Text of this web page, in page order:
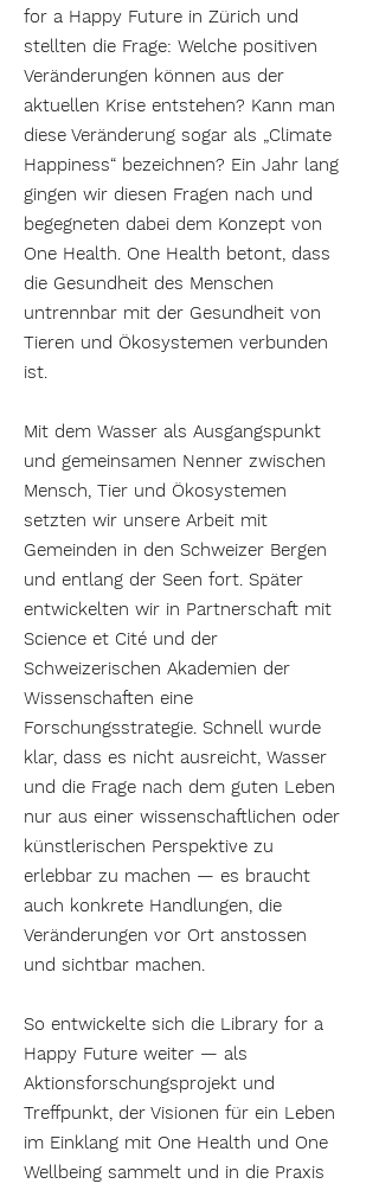
for a Happy Future in Zürich und
stellten die Frage: Welche positiven
Veränderungen können aus der
aktuellen Krise entstehen? Kann man
diese Veränderung sogar als „Climate
Happiness“ bezeichnen? Ein Jahr lang
gingen wir diesen Fragen nach und
begegneten dabei dem Konzept von
One Health. One Health betont, dass
die Gesundheit des Menschen
untrennbar mit der Gesundheit von
Tieren und Ökosystemen verbunden
ist.
Mit dem Wasser als Ausgangspunkt
und gemeinsamen Nenner zwischen
Mensch, Tier und Ökosystemen
setzten wir unsere Arbeit mit
Gemeinden in den Schweizer Bergen
und entlang der Seen fort. Später
entwickelten wir in Partnerschaft mit
Science et Cité und der
Schweizerischen Akademien der
Wissenschaften eine
Forschungsstrategie. Schnell wurde
klar, dass es nicht ausreicht, Wasser
und die Frage nach dem guten Leben
nur aus einer wissenschaftlichen oder
künstlerischen Perspektive zu
erlebbar zu machen — es braucht
auch konkrete Handlungen, die
Veränderungen vor Ort anstossen
und sichtbar machen.
So entwickelte sich die Library for a
Happy Future weiter — als
Aktionsforschungsprojekt und
Treffpunkt, der Visionen für ein Leben
im Einklang mit One Health und One
Wellbeing sammelt und in die Praxis